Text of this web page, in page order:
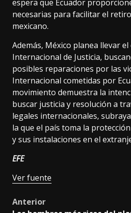
espera que Ecuador
necesarias para facilitar el
mexicano.
Además, México planea llevar
Internacional de Justicia,
posibles reparaciones por las
Internacional cometidas por
movimiento demuestra la
buscar justicia y resolución a
legales internacionales,
la que el país toma la
y sus instalaciones en el
EFE
Ver fuente
Post
Anterior